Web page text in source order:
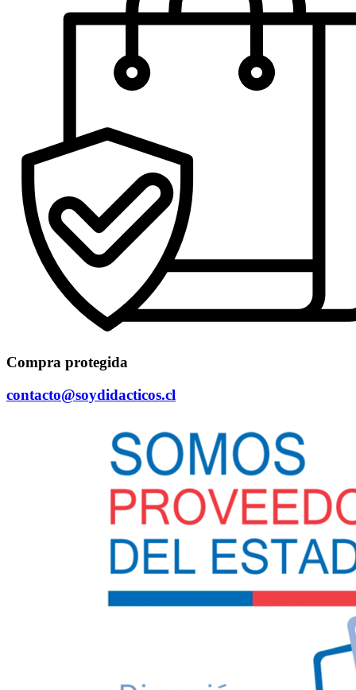
Compra protegida
contacto@soydidacticos.cl